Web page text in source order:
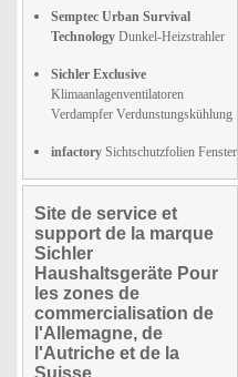
Semptec Urban Survival
Technology Dunkel-Heizstrahler
Sichler Exclusive
Klimaanlagenventilatoren
Verdampfer Verdunstungskühlung
infactory Sichtschutzfolien Fenster
Site de service et
support de la marque
Sichler
Haushaltsgeräte Pour
les zones de
commercialisation de
l'Allemagne, de
l'Autriche et de la
Suisse